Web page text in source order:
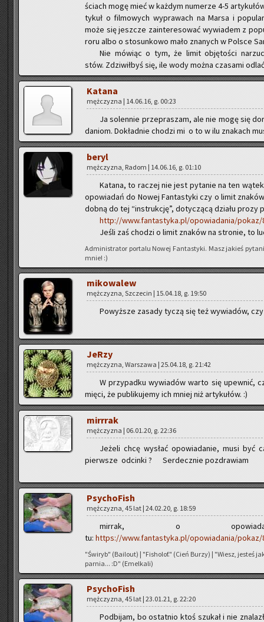
ściach mogę mieć w każ­dym nu­me­rze 4-5
ty­kuł o fil­mo­wych wy­pra­wach na Marsa i
może się jesz­cze za­in­te­re­so­wać wy­wia­dem z
ro­ru albo o sto­sun­ko­wo mało zna­nych w Pol­sce
Nie mó­wiąc o tym, że limit ob­ję­to­ści
stów. Zdzi­wił­byś się, ile wody można cza­sa­mi
Ka­ta­na
męż­czy­zna | 14.06.16, g. 00:23
Ja so­len­nie prze­pra­szam, ale nie mogę się
da­niom. Do­kład­nie cho­dzi mi o to w ilu zna­kach
beryl
męż­czy­zna, Radom | 14.06.16, g. 01:10
Ka­ta­na, to ra­czej nie jest py­ta­nie na ten
opo­wia­dań do Nowej Fan­ta­sty­ki czy o limit
dob­ną do tej “in­struk­cję”, do­ty­czą­cą dzia­łu prozy
http://www.fantastyka.pl/opowiadania/pokaz/
Jeśli zaś cho­dzi o limit zna­ków na stro­nie, to
Ad­mi­ni­stra­tor por­ta­lu Nowej Fan­ta­sty­ki. Masz ja­kieś
mnie! :)
mi­ko­wa­lew
męż­czy­zna, Szcze­cin | 15.04.18, g. 19:50
Po­wyż­sze za­sa­dy tyczą się też wy­wia­dów,
JeRzy
męż­czy­zna, War­sza­wa | 25.04.18, g. 21:42
W przy­pad­ku wy­wia­dów warto się upew­nić,
mię­ci, że pu­bli­ku­je­my ich mniej niż ar­ty­ku­łów. :)
mirr­rak
męż­czy­zna | 06.01.20, g. 22:36
Je­że­li chcę wy­słać opo­wia­da­nie, musi być
pierw­sze od­cin­ki ? Ser­decz­nie po­zdra­wiam
Psy­cho­Fish
męż­czy­zna, 45 lat | 24.02.20, g. 18:59
mir­rak, o
tu: https://www.fantastyka.pl/opowiadania/pokaz/
"Świ­ryb" (Ba­ilo­ut) | "Fi­sho­lof." (Cień Burzy) | "Wiesz,
par­nia... :D" (Emel­ka­li)
Psy­cho­Fish
męż­czy­zna, 45 lat | 23.01.21, g. 22:20
Pod­bi­jam, bo ostat­nio ktoś szu­kał i nie